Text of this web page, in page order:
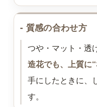
- 質感の合わせ方
つや・マット・透
造花でも、上質に
手にしたときに、
す。